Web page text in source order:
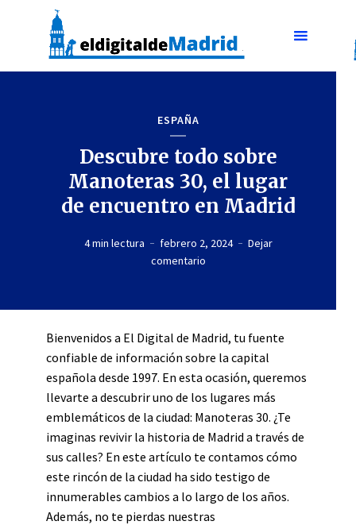
ESPAÑA
Descubre todo sobre
Manoteras 30, el lugar
de encuentro en Madrid
4 min lectura febrero 2, 2024
Dejar
comentario
Bienvenidos a El Digital de Madrid, tu fuente
confiable de información sobre la capital
española desde 1997. En esta ocasión, queremos
llevarte a descubrir uno de los lugares más
emblemáticos de la ciudad: Manoteras 30. ¿Te
imaginas revivir la historia de Madrid a través de
sus calles? En este artículo te contamos cómo
este rincón de la ciudad ha sido testigo de
innumerables cambios a lo largo de los años.
Además, no te pierdas nuestras